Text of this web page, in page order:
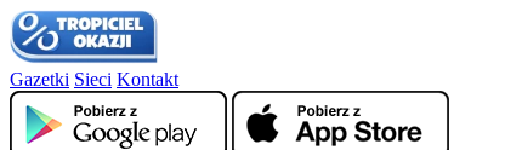
Gazetki Sieci Kontakt